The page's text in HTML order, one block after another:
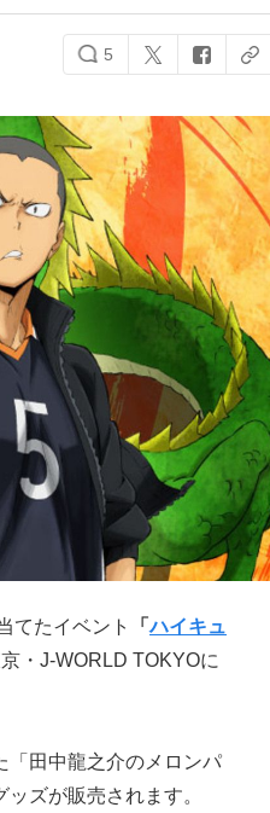
5
てたイベント 「ハイキュ
・J-WORLD TOKYOに
「田中龍之介のメロンパ
ズが販売されます。